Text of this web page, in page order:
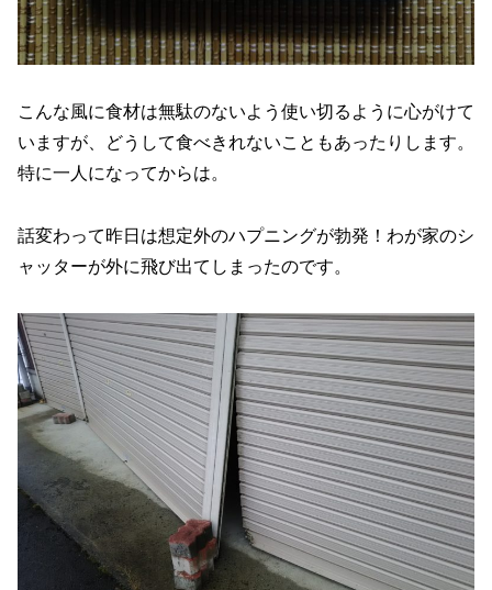
こんな風に食材は無駄のないよう使い切るように心がけて
いますが、どうして食べきれないこともあったりします。
特に一人になってからは。
話変わって昨日は想定外のハプニングが勃発！わが家のシ
ャッターが外に飛び出てしまったのです。